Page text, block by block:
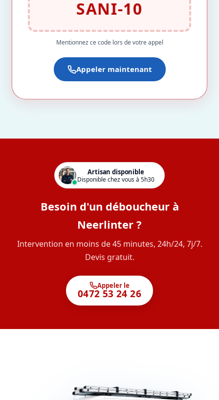
SANI-10
Mentionnez ce code lors de votre appel
Appeler maintenant
Artisan disponible
Disponible chez vous à 5h30
Besoin d'un déboucheur à
Neerlinter ?
Intervention en moins de 45 minutes, 24h/24, 7j/7.
Devis gratuit.
Appeler le
0472 53 24 26